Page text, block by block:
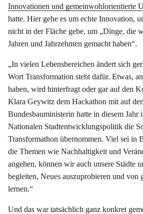
Innovationen und gemeinwohlorientierte
hatte. Hier gehe es um echte Innovation,
nicht in der Fläche gebe, um „Dinge, die
Jahren und Jahrzehnten gemacht haben“.
„In vielen Lebensbereichen ändert sich
Wort Transformation steht dafür. Etwas,
haben, wird hinterfragt oder gar auf den
Klara Geywitz dem Hackathon mit auf
Bundesbauministerin hatte in diesem Jahr
Nationalen Stadtentwicklungspolitik die
Transformathon übernommen. Viel sei in
die Themen wie Nachhaltigkeit und
angehen, können wir auch unsere Städte
begleiten, Neues auszuprobieren und von
lernen.“
Und das war tatsächlich ganz konkret